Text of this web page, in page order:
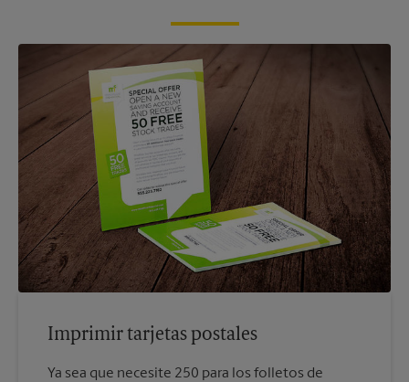
Imprimir tarjetas postales
Ya sea que necesite 250 para los folletos de